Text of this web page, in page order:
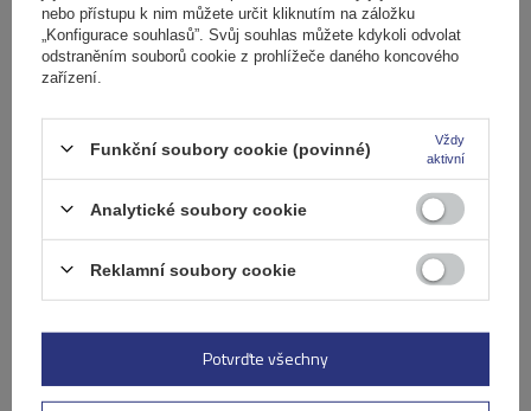
Elektrokolo Peruzzo Firenze 2 - nosič kol na zadní
výklopné dveře
5 229,00 Kčs DPH
nebo přístupu k nim můžete určit kliknutím na záložku
„Konfigurace souhlasů”. Svůj souhlas můžete kdykoli odvolat
odstraněním souborů cookie z prohlížeče daného koncového
zařízení.
Funkční soubory cookie (povinné)
Vždy
aktivní
Analytické soubory cookie
Reklamní soubory cookie
Potvrďte všechny